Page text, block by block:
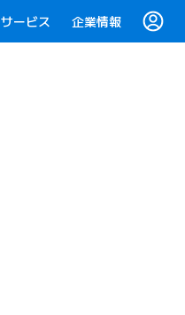
サービス 企業情報